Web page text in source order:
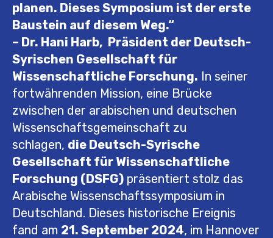
planen. Dieses Symposium ist der erste
Baustein auf diesem Weg.“
– Dr. Hani Harb, Präsident der Deutsch-
Syrischen Gesellschaft für
Wissenschaftliche Forschung. In seiner
fortwährenden Mission, eine Brücke
zwischen der arabischen und deutschen
Wissenschaftsgemeinschaft zu
schlagen, die Deutsch-Syrische
Gesellschaft für Wissenschaftliche
Forschung (DSFG) präsentiert stolz das
Arabische Wissenschaftssymposium in
Deutschland. Dieses historische Ereignis
fand am 21. September 2024, im Hannover